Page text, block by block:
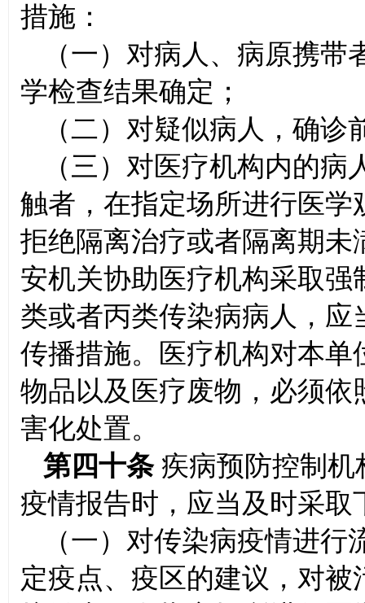
措施：
（一）对病人、病原携
学检查结果确定；
（二）对疑似病人，确
（三）对医疗机构内的
触者，在指定场所进行医
拒绝隔离治疗或者隔离期
安机关协助医疗机构采取
类或者丙类传染病病人，
传播措施。医疗机构对本
物品以及医疗废物，必须
害化处置。
第四十条 疾病预防控制
疫情报告时，应当及时采取
（一）对传染病疫情进
定疫点、疫区的建议，对